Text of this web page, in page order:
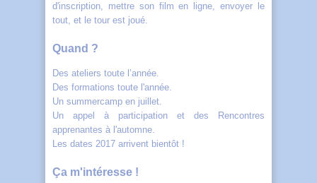
d'inscription, mettre son film en ligne, envoyer le
tout, et le tour est joué.
Quand ?
Des ateliers toute l’année.
Des formations toute l'année.
Un summercamp en juillet.
Un appel à participation et des Rencontres
apprenantes à l'automne.
Les dates 2017 arrivent bientôt !
Ça m'intéresse !